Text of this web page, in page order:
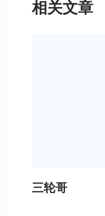
相关文章
三轮哥